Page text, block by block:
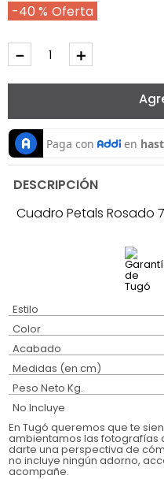
40 %
＋
－
DESCRIPCIÓN
Cuadro Petals Rosado
Estilo
Color
Acabado
Medidas (en cm)
Peso Neto Kg.
No Incluye
En Tugó queremos que te
ambientamos las fotografías
darte una perspectiva de
no incluye ningún adorno,
acompañe.